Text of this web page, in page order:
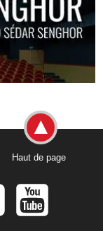
Haut de page